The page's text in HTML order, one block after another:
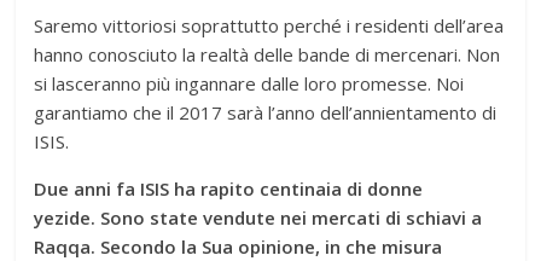
Saremo vittoriosi soprattutto perché i residenti dell’area
hanno conosciuto la realtà delle bande di mercenari. Non
si lasceranno più ingannare dalle loro promesse. Noi
garantiamo che il 2017 sarà l’anno dell’annientamento di
ISIS.
Due anni fa ISIS ha rapito centinaia di donne
yezide. Sono state vendute nei mercati di schiavi a
Raqqa. Secondo la Sua opinione, in che misura